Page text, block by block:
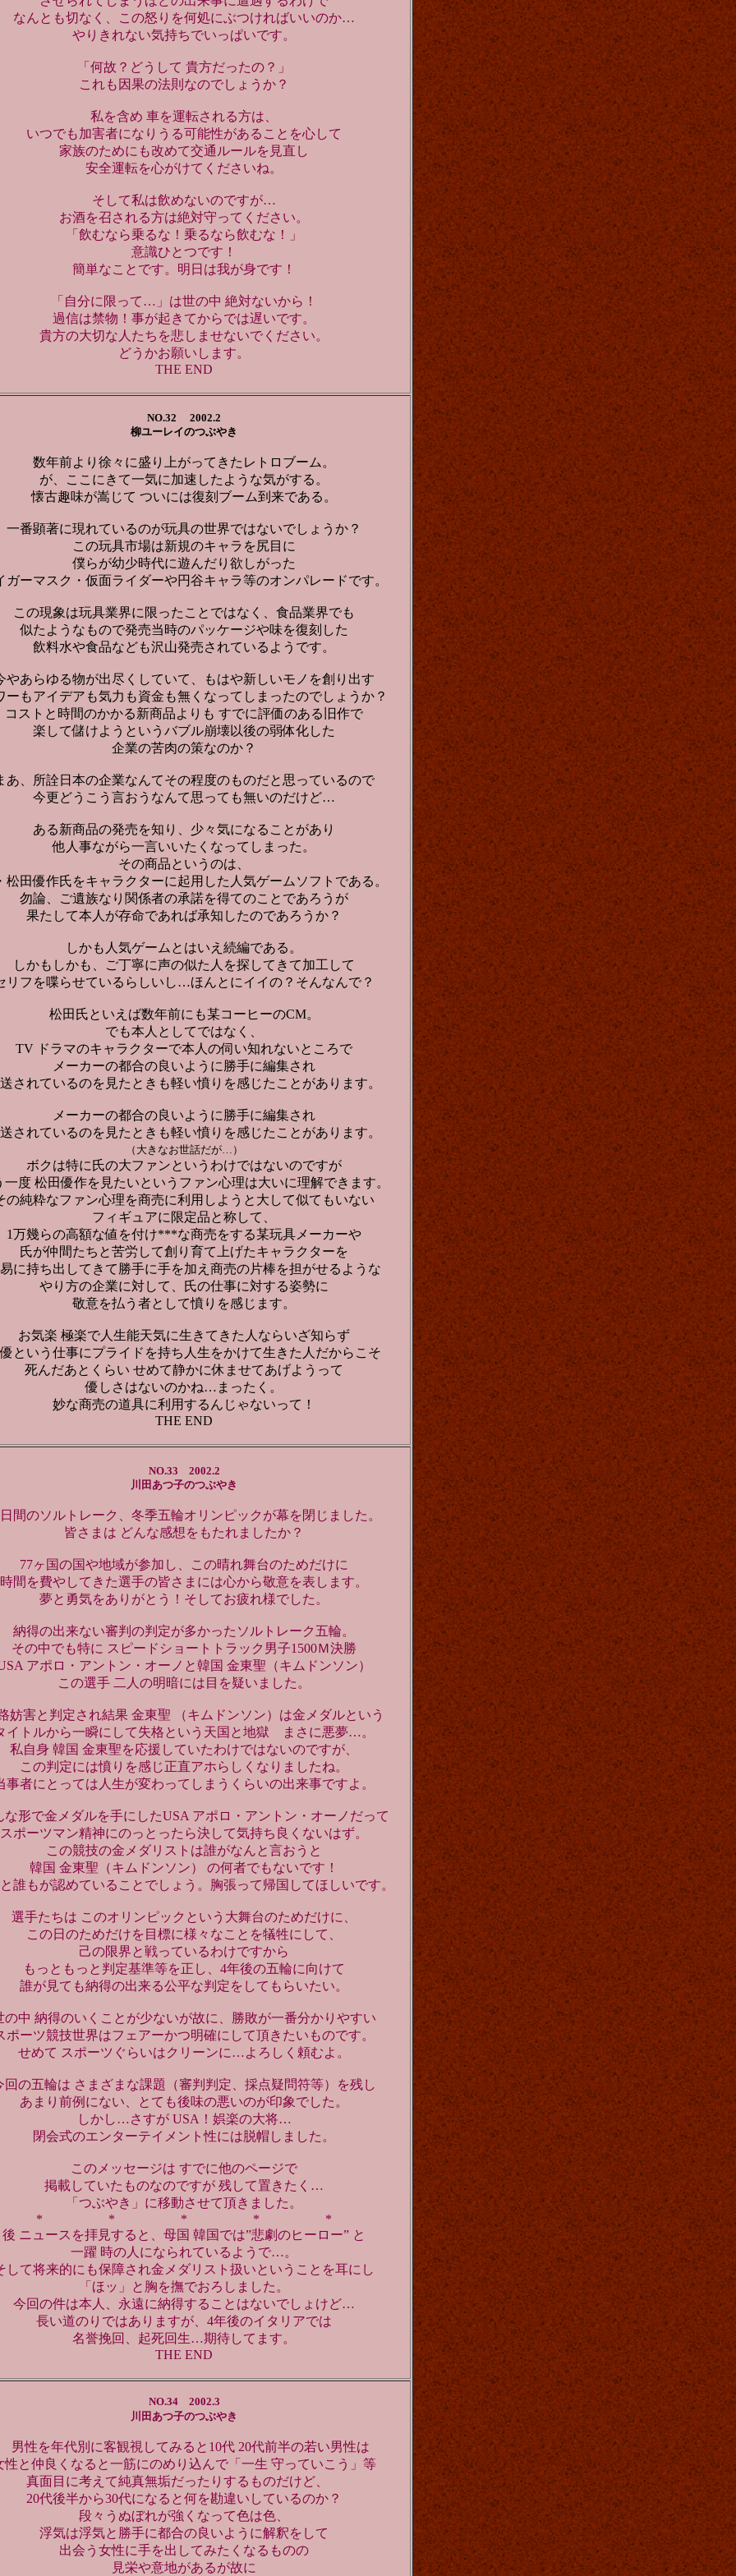
なんとも切なく、この怒りを何処にぶつければいいのか…
やりきれない気持ちでいっぱいです。
「何故？どうして 貴方だったの？」
これも因果の法則なのでしょうか？
私を含め 車を運転される方は、
いつでも加害者になりうる可能性があることを心して
家族のためにも改めて交通ルールを見直し
安全運転を心がけてくださいね。
そして私は飲めないのですが…
お酒を召される方は絶対守ってください。
「飲むなら乗るな！乗るなら飲むな！」
意識ひとつです！
簡単なことです。明日は我が身です！
「自分に限って…」は世の中 絶対ないから！
過信は禁物！事が起きてからでは遅いです。
貴方の大切な人たちを悲しませないでください。
どうかお願いします。
THE END
NO.32
2002.2
柳ユーレイのつぶやき
数年前より徐々に盛り上がってきたレトロブーム。
が、ここにきて一気に加速したような気がする。
懐古趣味が嵩じて ついには復刻ブーム到来である。
一番顕著に現れているのが玩具の世界ではないでしょうか？
この玩具市場は新規のキャラを尻目に
僕らが幼少時代に遊んだり欲しがった
ガーマスク・仮面ライダーや円谷キャラ等のオンパレードです。
この現象は玩具業界に限ったことではなく、 食品業界でも
似たようなもので発売当時のパッケージや味を復刻した
飲料水や食品なども沢山発売されているようです。
やあらゆる物が出尽くしていて、もはや新しいモノを創り出す
ーもアイデアも気力も資金も無くなってしまったのでしょうか？
コストと時間のかかる新商品よりも すでに評価のある旧作で
楽して儲けようというバブル崩壊以後の弱体化した
企業の苦肉の策なのか？
あ、所詮日本の企業なんてその程度のものだと思っているので
今更どうこう言おうなんて思っても無いのだけど…
ある新商品の発売を知り、少々気になることがあり
他人事ながら一言いいたくなってしまった。
その商品というのは、
松田優作氏をキャラクターに起用した人気ゲームソフトである。
勿論、ご遺族なり関係者の承諾を得てのことであろうが
果たして本人が存命であれば承知したのであろうか？
しかも人気ゲームとはいえ続編である。
しかもしかも、ご丁寧に声の似た人を探してきて加工して
リフを喋らせているらしいし…ほんとにイイの？そんなんで？
松田氏といえば数年前にも某コーヒーのCM。
でも本人としてではなく、
TV ドラマのキャラクターで本人の伺い知れないところで
メーカーの都合の良いように勝手に編集され
されているのを見たときも軽い憤りを感じたことがあります。
メーカーの都合の良いように勝手に編集され
されているのを見たときも軽い憤りを感じたことがあります。
（大きなお世話だが…）
ボクは特に氏の大ファンというわけではないのですが
一度 松田優作を見たいというファン心理は大いに理解できます。
の純粋なファン心理を商売に利用しようと大して似てもいない
フィギュアに限定品と称して、
1万幾らの高額な値を付け***な商売をする某玩具メーカーや
氏が仲間たちと苦労して創り育て上げたキャラクターを
に持ち出してきて勝手に手を加え商売の片棒を担がせるような
やり方の企業に対して、氏の仕事に対する姿勢に
敬意を払う者として憤りを感じます。
お気楽 極楽で人生能天気に生きてきた人ならいざ知らず
という仕事にプライドを持ち人生をかけて生きた人だからこそ
死んだあとくらい せめて静かに休ませてあげようって
優しさはないのかね…まったく。
妙な商売の道具に利用するんじゃないって！
THE END
NO.33 2002.2
川田あつ子のつぶやき
間のソルトレーク、冬季五輪オリンピックが幕を閉じました。
皆さまは どんな感想をもたれましたか？
77ヶ国の国や地域が参加し、この晴れ舞台のためだけに
時間を費やしてきた選手の皆さまには心から敬意を表します。
夢と勇気をありがとう！そしてお疲れ様でした。
納得の出来ない審判の判定が多かったソルトレーク五輪。
その中でも特に スピードショートトラック男子1500Ｍ決勝
アポロ・アントン・オーノと韓国 金東聖（キムドンソン）
この選手 二人の明暗には目を疑いました。
妨害と判定され結果 金東聖 （キムドンソン）は金メダルという
イトルから一瞬にして失格という天国と地獄 まさに悪夢…。
私自身 韓国 金東聖を応援していたわけではないのですが、
この判定には憤りを感じ正直アホらしくなりましたね。
事者にとっては人生が変わってしまうくらいの出来事ですよ。
な形で金メダルを手にしたUSA アポロ・アントン・オーノだって
スポーツマン精神にのっとったら決して気持ち良くないはず。
この競技の金メダリストは誰がなんと言おうと
韓国 金東聖（キムドンソン） の何者でもないです！
誰もが認めていることでしょう。胸張って帰国してほしいです。
選手たちは このオリンピックという大舞台のためだけに、
この日のためだけを目標に様々なことを犠牲にして、
己の限界と戦っているわけですから
もっともっと判定基準等を正し、4年後の五輪に向けて
誰が見ても納得の出来る公平な判定をしてもらいたい。
の中 納得のいくことが少ないが故に、勝敗が一番分かりやすい
ポーツ競技世界はフェアーかつ明確にして頂きたいものです。
せめて スポーツぐらいはクリーンに…よろしく頼むよ。
回の五輪は さまざまな課題（審判判定、採点疑問符等）を残し
あまり前例にない、とても後味の悪いのが印象でした。
しかし…さすが USA！娯楽の大将…
閉会式のエンターテイメント性には脱帽しました。
このメッセージは すでに他のページで
掲載していたものなのですが 残して置きたく…
「つぶやき」に移動させて頂きました。
* * * * *
後 ニュースを拝見すると、母国 韓国では”悲劇のヒーロー” と
一躍 時の人になられているようで…。
して将来的にも保障され金メダリスト扱いということを耳にし
「ほッ」と胸を撫でおろしました。
今回の件は本人、永遠に納得することはないでしょけど…
長い道のりではありますが、4年後のイタリアでは
名誉挽回、起死回生…期待してます。
THE END
NO.34 2002.3
川田あつ子のつぶやき
性を年代別に客観視してみると10代 20代前半の若い男性は
性と仲良くなると一筋にのめり込んで「一生 守っていこう」等
真面目に考えて純真無垢だったりするものだけど、
20代後半から30代になると何を勘違いしているのか？
段々うぬぼれが強くなって色は色、
浮気は浮気と勝手に都合の良いように解釈をして
出会う女性に手を出してみたくなるものの
見栄や意地があるが故に